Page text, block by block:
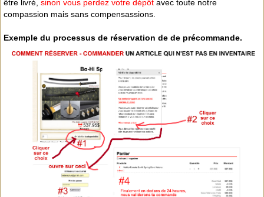
être livré, sinon vous perdez votre dépôt avec toute notre
compassion mais sans compensassions.
Exemple du processus de réservation de de précommande.